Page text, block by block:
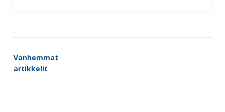
Artikkelien
selaus
Vanhemmat
artikkelit